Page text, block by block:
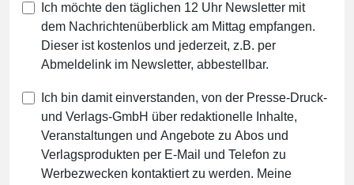
Ich möchte den täglichen 12 Uhr Newsletter mit
dem Nachrichtenüberblick am Mittag empfangen.
Dieser ist kostenlos und jederzeit, z.B. per
Abmeldelink im Newsletter, abbestellbar.
Ich bin damit einverstanden, von der Presse-Druck-
und Verlags-GmbH über redaktionelle Inhalte,
Veranstaltungen und Angebote zu Abos und
Verlagsprodukten per E-Mail und Telefon zu
Werbezwecken kontaktiert zu werden. Meine